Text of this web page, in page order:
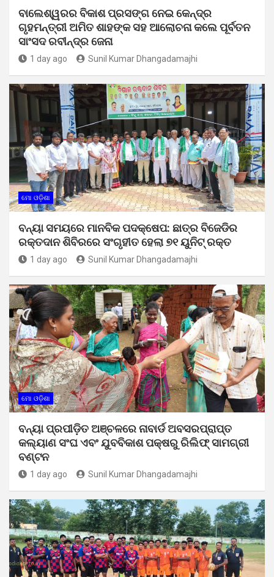
ବାଲେଶ୍ୱରର ବିକାଶ ପ୍ରସଙ୍ଗ ନେଇ କେନ୍ଦ୍ର
ଗୃହମନ୍ତ୍ରୀ ଅମିତ ଶାହଙ୍କ ସହ ଆଲୋଚନା କଲେ ପୂର୍ବତନ
ସାଂସଦ ରବୀନ୍ଦ୍ର ଜେନା
1 day ago Sunil Kumar Dhangadamajhi
ମୋ ଓଡ଼ିଶା
ବନ୍ୟା ସମୟରେ ମାନବିକ ପଦକ୍ଷେପ: ଛାତ୍ର ବିଜେଡିର
ରକ୍ତଦାନ ଶିବିରରେ ସଂଗୃହୀତ ହେଲା ୭୧ ୟୁନିଟ୍ ରକ୍ତ
1 day ago Sunil Kumar Dhangadamajhi
ମୋ ଓଡ଼ିଶା
ବନ୍ୟା ପ୍ରପୀଡ଼ିତ ଅଞ୍ଚଳରେ ନାବାର୍ଡ ଅବସରପ୍ରାପ୍ତ
କଲ୍ୟାଣ ସଂଘ ଏବଂ ଯୁବବିକାଶ ପକ୍ଷରୁ ରିଲିଫ୍ ସାମଗ୍ରୀ
ବଣ୍ଟନ
1 day ago Sunil Kumar Dhangadamajhi